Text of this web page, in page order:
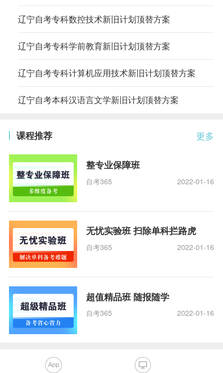
辽宁自考专科数控技术新旧计划顶替方案
辽宁自考专科学前教育新旧计划顶替方案
辽宁自考专科计算机应用技术新旧计划顶替方案
辽宁自考本科汉语言文学新旧计划顶替方案
更多
课程推荐
整专业保障班
自考365 2022-01-16
无忧实验班 扫除单科拦路虎
自考365 2022-01-16
超值精品班 随报随学
自考365 2022-01-16